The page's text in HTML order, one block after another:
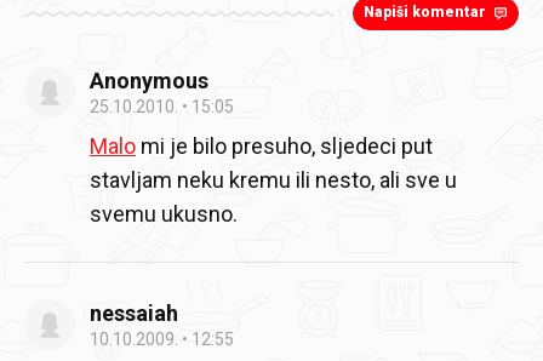
Napiši komentar
Anonymous
25.10.2010. 15:05
Malo mi je bilo presuho, sljedeci put
stavljam neku kremu ili nesto, ali sve u
svemu ukusno.
nessaiah
10.10.2009. 12:55